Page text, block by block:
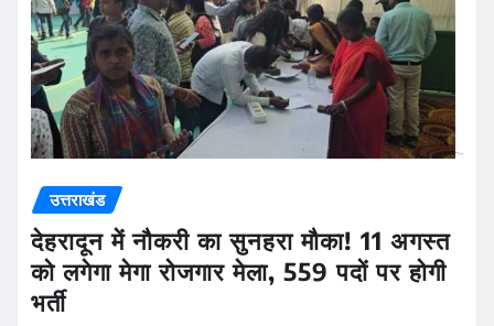
उत्तराखंड
देहरादून में नौकरी का सुनहरा मौका! 11 अगस्त
को लगेगा मेगा रोजगार मेला, 559 पदों पर होगी
भर्ती